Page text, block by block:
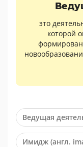
это
которой
Ведущая
Имидж (англ.